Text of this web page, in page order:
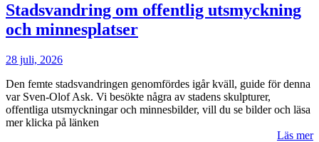
Stadsvandring om offentlig utsmyckning
och minnesplatser
28 juli, 2026
Den femte stadsvandringen genomfördes igår kväll, guide för denna
var Sven-Olof Ask. Vi besökte några av stadens skulpturer,
offentliga utsmyckningar och minnesbilder, vill du se bilder och läsa
mer klicka på länken
Läs mer